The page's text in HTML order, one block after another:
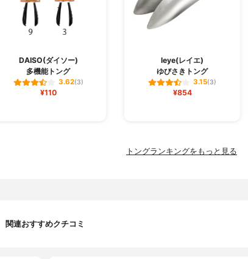
DAISO(ダイソー)
多機能トング
3.62(3)
¥110
leye(レイエ)
ゆびさきトング
3.15(3)
¥854
トングランキングをもっと見る
関連おすすめクチコミ